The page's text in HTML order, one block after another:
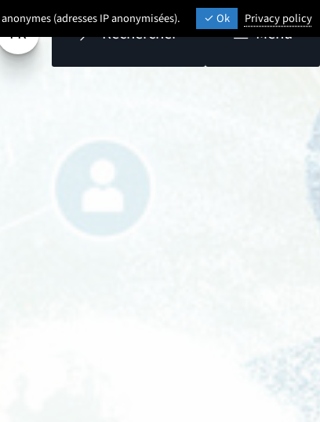
(adresses IP anonymisées). Ok Privacy policy
Sélectionner une langue (
FR
- Français sélectionné)
Rechercher Menu